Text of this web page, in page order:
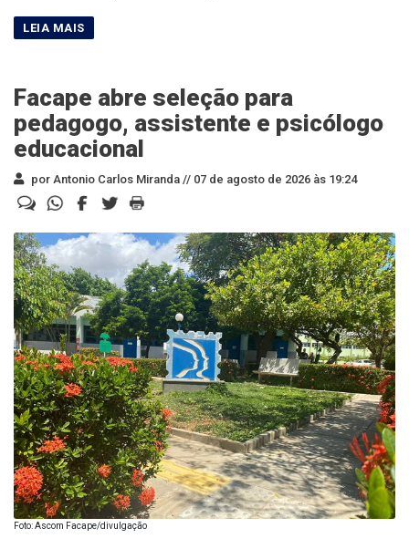
Facape abre seleção para
pedagogo, assistente e psicólogo
educacional
por Antonio Carlos Miranda // 07 de agosto de 2026 às 19:24
Foto: Ascom Facape/divulgação